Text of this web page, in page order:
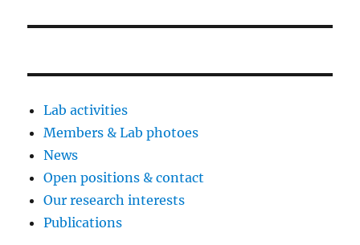
シ
投
Lab activities
Members & Lab photoes
News
Open positions & contact
Our research interests
Publications